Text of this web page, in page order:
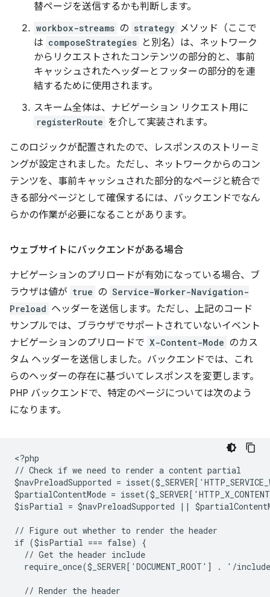
替ページを送信するかも判断します。
workbox-streams の strategy メソッド（ここで
は composeStrategies と別名）は、ネットワーク
からリクエストされたコンテンツの部分的と、事前
キャッシュされたヘッダーとフッターの部分的を連
結するために使用されます。
スキーム全体は、ナビゲーション リクエスト用に
registerRoute を介して実装されます。
このロジックが配置されたので、レスポンスのストリーミ
ングが設定されました。ただし、ネットワークからのコン
テンツを、事前キャッシュされた部分的なページと統合で
きる部分ページとして確保するには、バックエンドでなん
らかの作業が必要になることがあります。
ウェブサイトにバックエンドがある場合
ナビゲーションのプリロードが有効になっている場合、ブ
ラウザは値が true の Service-Worker-Navigation-
Preload ヘッダーを送信します。ただし、上記のコード
サンプルでは、ブラウザでサポートされていないイベント
ナビゲーションのプリロードで X-Content-Mode のカス
タム ヘッダーを送信しました。バックエンドでは、これ
らのヘッダーの存在に基づいてレスポンスを変更します。
PHP バックエンドで、特定のページについては次のよう
になります。
<?php
// Check if we need to render a content partial
$navPreloadSupported =
$partialContentMode =
$isPartial = $navPreloadSupported ||
// Figure out whether to render the header
if ($isPartial === false) {
  // Get the header include
require_once($_SERVER['DOCUMENT_ROOT'] . '/
  // Render the header